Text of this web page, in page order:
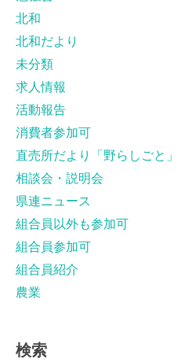
北和
北和だより
未分類
求人情報
活動報告
消費者参加可
直売所だより「野らしごと」
相談会・説明会
県連ニュース
組合員以外も参加可
組合員参加可
組合員紹介
農業
検索